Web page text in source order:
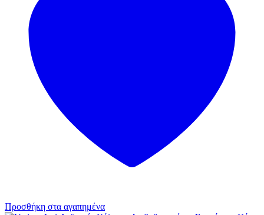
Προσθήκη στα αγαπημένα